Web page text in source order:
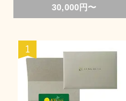
30,000円〜